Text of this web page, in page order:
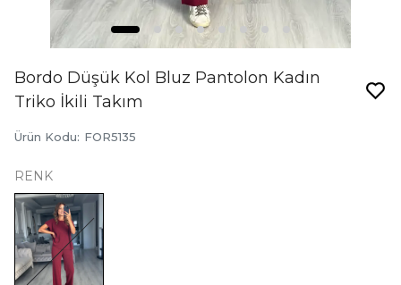
Bordo Düşük Kol Bluz Pantolon Kadın
Triko İkili Takım
Ürün Kodu: FOR5135
RENK